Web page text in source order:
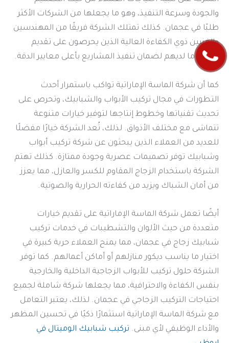
والجودة وسرعة التنفيذ، وهو ما يجعلها من الشركات الأكثر
طلبًا في عجمان. كذلك تمتلك الشركة فريقًا من المهندسين
والفنيين ذوي الكفاءة العالية الذين يحرصون على تقديم
أفضل ما لديهم لضمان تنفيذ المشاريع بأعلى معايير الدقة.
كما أن شركة الماسة الإماراتية تواكب باستمرار أحدث
التطورات في مجال تركيب الأبواب والشبابيك، وتحرص على
تحديث تقنياتها وخطوط إنتاجها لتوفير خيارات متنوعة
تتماشى مع مختلف الأذواق. لذلك، تُعد الشركة خيارًا مفضلًا
للعديد من العملاء الذين يبحثون عن شركة تركيب أبواب
وشبابيك توفر تصميمات عصرية وجودة ممتازة. كذلك تهتم
الشركة باستخدام الزجاج المقاوم للكسر والعازل، مما يعزز
من أمان الشباك ويزيد من كفاءته الحرارية والصوتية.
أيضًا تعمل شركة الماسة الإماراتية على تقديم خيارات
متعددة من حيث الألوان والتشطيبات في خدمات تركيب
شبابيك زجاج في عجمان، مما يمنح العملاء حرية كبيرة في
اختيار ما يناسب ديكور منازلهم أو أماكن أعمالهم. كما توفر
الشركة حلول تركيب للأبواب الزجاجية الداخلية والخارجية
بنفس الكفاءة والاحترافية، مما يجعلها شركة شاملة لجميع
احتياجات التركيب الزجاجي في عجمان. لذلك، يعتبر التعامل
مع شركة الماسة الإماراتية استثمارًا ذكيًا في تحسين المظهر
والأداء الوظيفي لأي مبنى. تركيب شبابيك الوميتال في